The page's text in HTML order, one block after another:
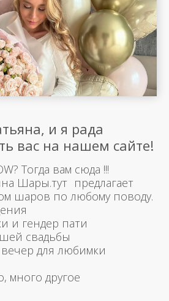
и я рада
вас на нашем сайте!
Тогда вам сюда !!!
Шары.тут предлагает
шаров по любому поводу.
и гендер пати
свадьбы
для любимки
много другое